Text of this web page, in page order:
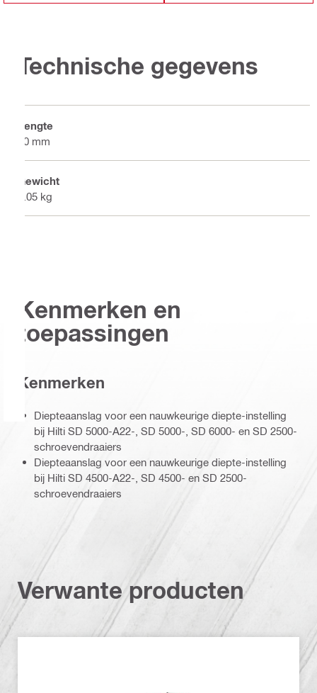
Technische gegevens
Lengte
50 mm
Gewicht
0.05 kg
Kenmerken en
toepassingen
Kenmerken
Diepteaanslag voor een nauwkeurige diepte-instelling
bij Hilti SD 5000-A22-, SD 5000-, SD 6000- en SD 2500-
schroevendraaiers
Diepteaanslag voor een nauwkeurige diepte-instelling
bij Hilti SD 4500-A22-, SD 4500- en SD 2500-
schroevendraaiers
Verwante producten